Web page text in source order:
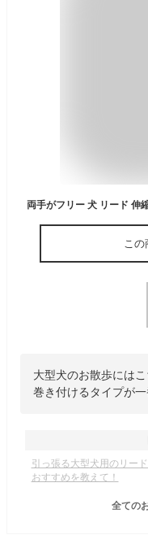
この
大型犬のお散歩には
巻き付けるタイプが
引っ張る大型犬用のリー
おすすめを教えて！
全ての